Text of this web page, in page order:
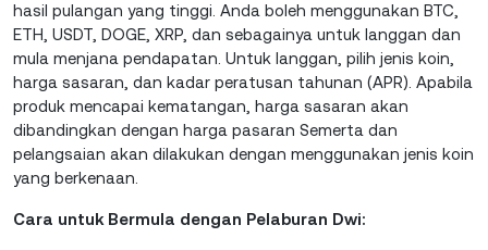
hasil pulangan yang tinggi. Anda boleh menggunakan BTC,
ETH, USDT, DOGE, XRP, dan sebagainya untuk langgan dan
mula menjana pendapatan. Untuk langgan, pilih jenis koin,
harga sasaran, dan kadar peratusan tahunan (APR). Apabila
produk mencapai kematangan, harga sasaran akan
dibandingkan dengan harga pasaran Semerta dan
pelangsaian akan dilakukan dengan menggunakan jenis koin
yang berkenaan.
Cara untuk Bermula dengan Pelaburan Dwi: